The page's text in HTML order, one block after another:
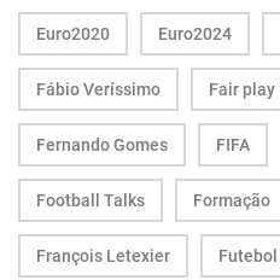
Euro2020 Euro2024
Fábio Veríssimo Fair play
Fernando Gomes FIFA
Football Talks Formação
François Letexier